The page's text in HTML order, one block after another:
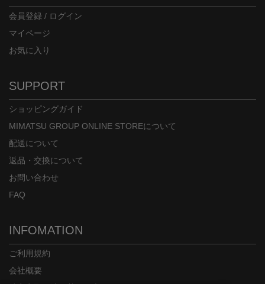
会員登録 / ログイン
マイページ
お気に入り
SUPPORT
ショッピングガイド
MIMATSU GROUP ONLINE STOREについて
配送について
返品・交換について
お問い合わせ
FAQ
INFOMATION
ご利用規約
会社概要